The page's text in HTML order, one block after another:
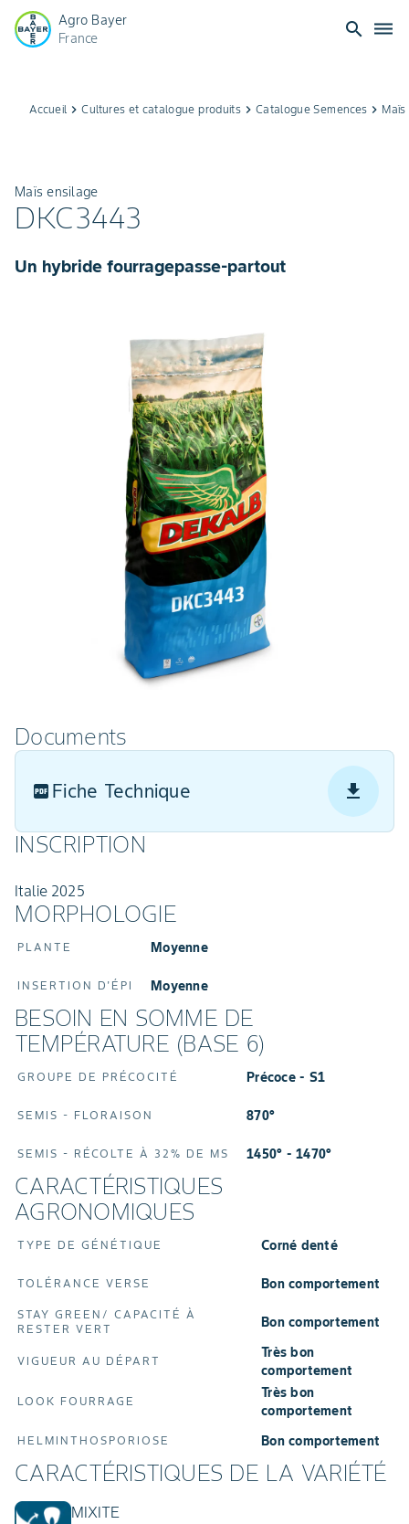
Agro Bayer
France
search dehaze
Accueil keyboard_arrow_rightCultures et catalogue produitskeyboard_arrow_right Catalogue Semences keyboard_arrow_right
Maïs ensilage
DKC3443
Un hybride fourragepasse-partout
Documents
Fiche Technique
INSCRIPTION
Italie 2025
MORPHOLOGIE
PLANTE Moyenne
INSERTION D'ÉPI Moyenne
BESOIN EN SOMME DE
TEMPÉRATURE (BASE 6)
GROUPE DE PRÉCOCITÉ Précoce - S1
SEMIS - FLORAISON 870°
SEMIS - RÉCOLTE À 32% DE MS 1450° - 1470°
CARACTÉRISTIQUES
AGRONOMIQUES
TYPE DE GÉNÉTIQUE Corné denté
TOLÉRANCE VERSE Bon comportement
STAY GREEN/ CAPACITÉ À
RESTER VERT
Bon comportement
VIGUEUR AU DÉPART
Très bon
comportement
LOOK FOURRAGE
Très bon
comportement
HELMINTHOSPORIOSE Bon comportement
CARACTÉRISTIQUES DE LA VARIÉTÉ
MIXITE